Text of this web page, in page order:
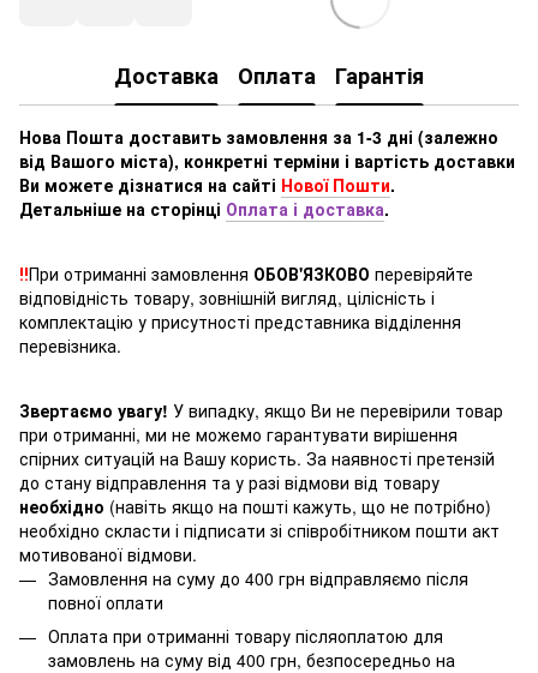
Доставка Оплата Гарантія
Нова Пошта доставить замовлення за 1-3 дні (залежно
від Вашого міста), конкретні терміни і вартість доставки
Ви можете дізнатися на сайті Нової Пошти.
Детальніше на сторінці Оплата і доставка.
‼️При отриманні замовлення ОБОВ'ЯЗКОВО перевіряйте
відповідність товару, зовнішній вигляд, цілісність і
комплектацію у присутності представника відділення
перевізника.
Звертаємо увагу! У випадку, якщо Ви не перевірили товар
при отриманні, ми не можемо гарантувати вирішення
спірних ситуацій на Вашу користь. За наявності претензій
до стану відправлення та у разі відмови від товару
необхідно (навіть якщо на пошті кажуть, що не потрібно)
необхідно скласти і підписати зі співробітником пошти акт
мотивованої відмови.
Замовлення на суму до 400 грн відправляємо після
повної оплати
Оплата при отриманні товару післяоплатою для
замовлень на суму від 400 грн, безпосередньо на